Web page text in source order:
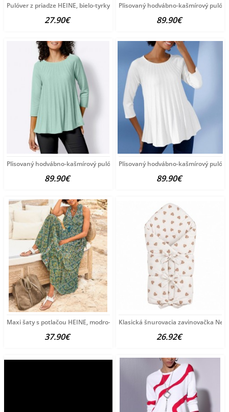
Pulóver z priadze HEINE, bielo-tyrkysový
27.90€
Plisovaný hodvábno-kašmírový
89.90€
Plisovaný hodvábno-kašmírový pulóver
89.90€
Plisovaný hodvábno-kašmírový
89.90€
Maxi šaty s potlačou HEINE, modro-zeleno-žlté
37.90€
Klasická šnurovacia zavinovačka
26.92€